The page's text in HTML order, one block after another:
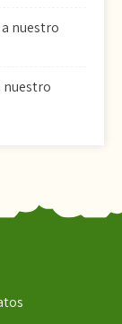
nuestro
nuestro